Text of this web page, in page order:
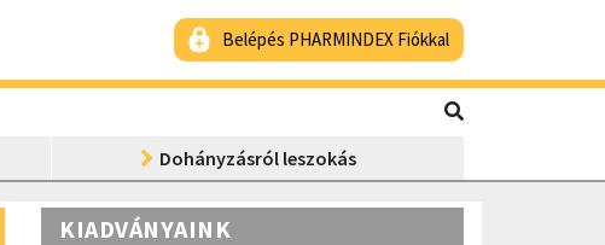
Belépés PHARMINDEX Fiókkal
Dohányzásról leszokás
KIADVÁNYAINK